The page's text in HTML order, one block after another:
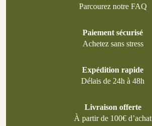
Parcourez notre FAQ
Paiement sécurisé
Achetez sans stress
Expédition rapide
Délais de 24h à 48h
Livraison offerte
À partir de 100€ d’achat